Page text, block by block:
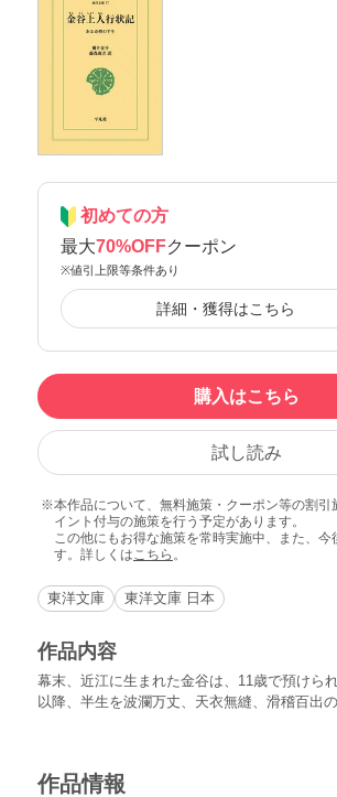
初めての方
最大70%OFFクーポン
※値引上限等条件あり
詳細・獲得はこちら
購入はこちら
試し読み
本作品について、無料施策・クーポン等の割引
イント付与の施策を行う予定があります。
この他にもお得な施策を常時実施中、また、今
す。詳しくはこちら 。
東洋文庫 東洋文庫 日本
作品内容
幕末、近江に生まれた金谷は、11歳で預けら
以降、半生を波瀾万丈、天衣無縫、滑稽百出
作品情報